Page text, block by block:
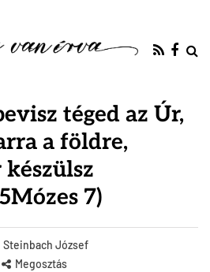
téged az Úr,
a földre,
7)
Steinbach József
Megosztás